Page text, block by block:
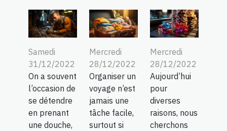
Samedi
31/12/2022
On a souvent
l’occasion de
se détendre
en prenant
une douche,
Mercredi
28/12/2022
Organiser un
voyage n’est
jamais une
tâche facile,
surtout si
Mercredi
28/12/2022
Aujourd’hui
pour
diverses
raisons, nous
cherchons